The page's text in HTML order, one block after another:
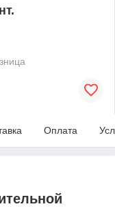
Оплата